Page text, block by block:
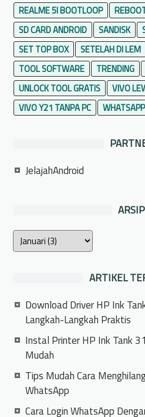
REALME 5I BOOTLOOP
SD CARD ANDROID
SANDISK
SET TOP BOX
SETELAH DI LEM
TOOL SOFTWARE
TRENDING
UNLOCK TOOL GRATIS
VIVO
VIVO Y21 TANPA PC
WHATSAPP
JelajahAndroid
ARSIP
ARTIKEL
Download Driver HP Ink
Langkah-Langkah Praktis
Instal Printer HP Ink Tank
Mudah
Tips Mudah Cara
WhatsApp
Cara Login WhatsApp